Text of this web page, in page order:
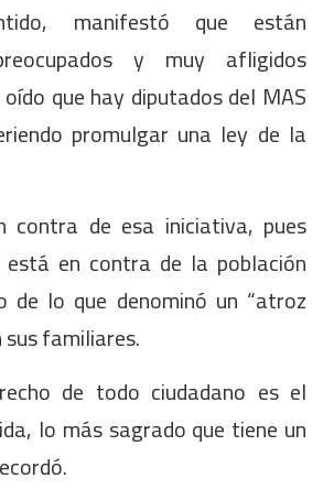
manifestó que están
y muy afligidos
que hay diputados del MAS
promulgar una ley de la
contra de esa iniciativa, pues
está en contra de la población
de lo que denominó un “atroz
familiares.
de todo ciudadano es el
lo más sagrado que tiene un